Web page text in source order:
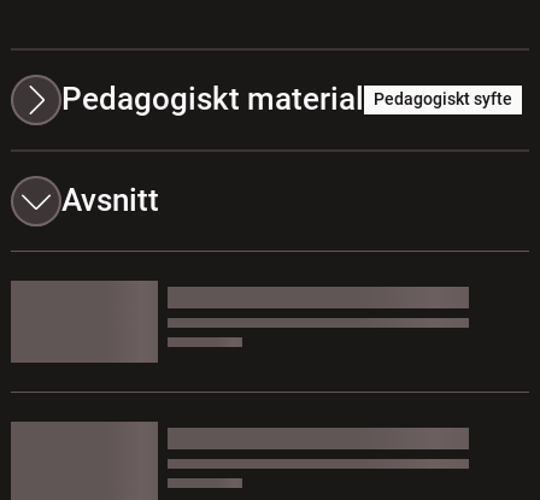
Pedagogiskt material Pedagogiskt syfte
Avsnitt